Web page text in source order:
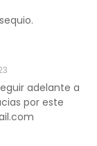
adelante a
por este